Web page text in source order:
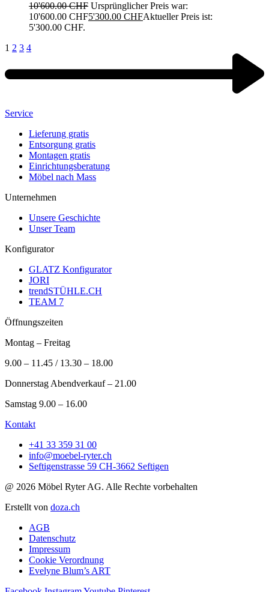
10'600.00CHF Ursprünglicher Preis war:
10'600.00 CHF5'300.00 CHFAktueller Preis ist:
5'300.00 CHF.
1 2 3 4
Service
Lieferung gratis
Entsorgung gratis
Montagen gratis
Einrichtungsberatung
Möbel nach Mass
Unternehmen
Unsere Geschichte
Unser Team
Konfigurator
GLATZ Konfigurator
JORI
trendSTÜHLE.CH
TEAM 7
Öffnungszeiten
Montag – Freitag
9.00 – 11.45 / 13.30 – 18.00
Donnerstag Abendverkauf – 21.00
Samstag 9.00 – 16.00
Kontakt
+41 33 359 31 00
info@moebel-ryter.ch
Seftigenstrasse 59 CH-3662 Seftigen
@ 2026 Möbel Ryter AG. Alle Rechte vorbehalten
Erstellt von doza.ch
AGB
Datenschutz
Impressum
Cookie Verordnung
Evelyne Blum’s ART